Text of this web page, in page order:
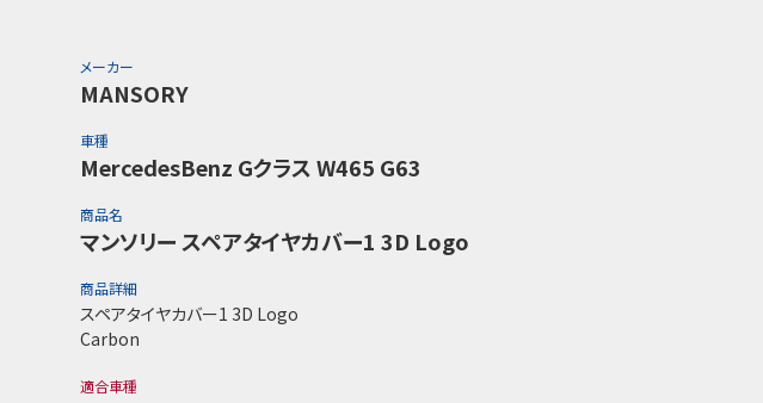
メーカー
MANSORY
車種
MercedesBenz Gクラス W465 G63
商品名
マンソリー スペアタイヤカバー1 3D Logo
商品詳細
スペアタイヤカバー1 3D Logo
Carbon
適合車種